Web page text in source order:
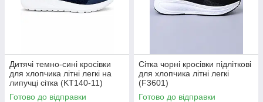
Дитячі темно-сині кросівки
для хлопчика літні легкі на
липучці сітка (KT140-11)
Готово до відправки
Сітка чорні кросівки підліткові
для хлопчика літні легкі
(F3601)
Готово до відправки